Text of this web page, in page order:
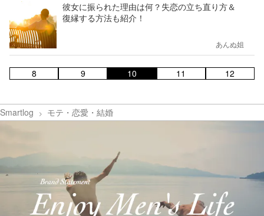
彼女に振られた理由は何？失恋の立ち直り方＆
復縁する方法も紹介！
あんぬ姐
8 9 10 11 12
Smartlog モテ・恋愛・結婚